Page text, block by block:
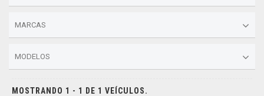
MARCAS
MODELOS
MOSTRANDO 1 - 1 DE 1 VEÍCULOS.